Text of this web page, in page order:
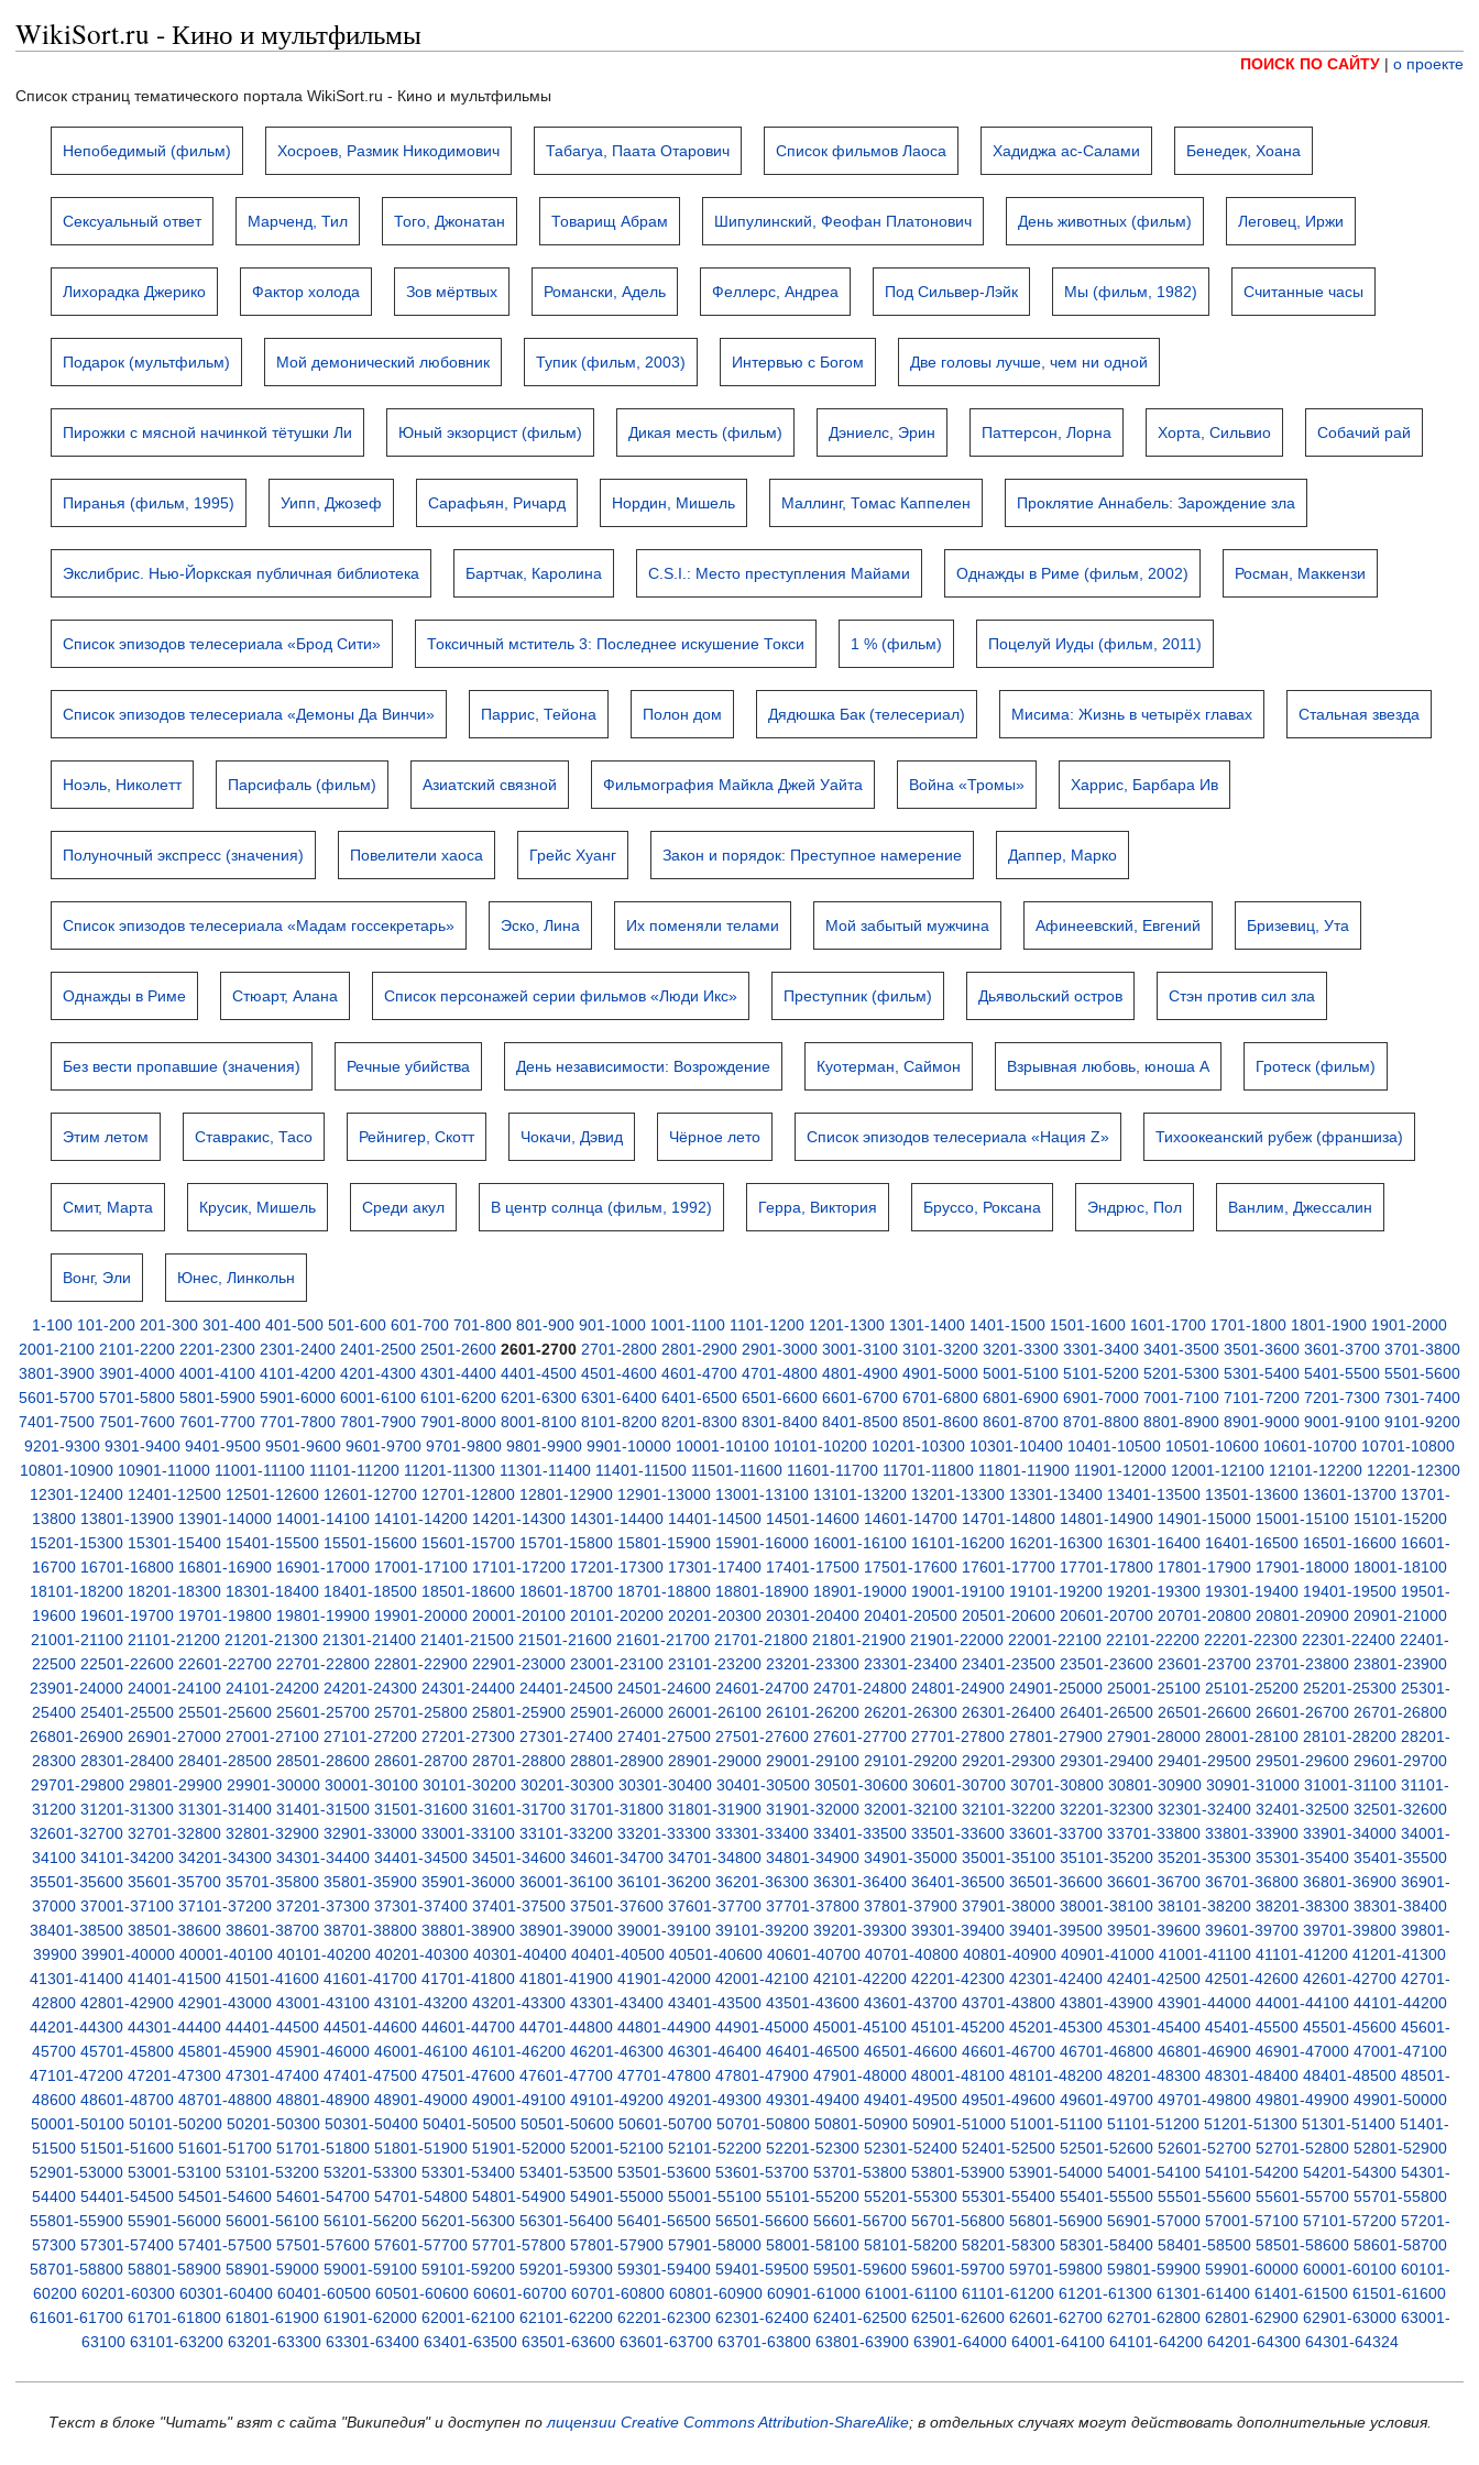
WikiSort.ru - Кино и мультфильмы
ПОИСК ПО САЙТУ | о проекте
Список страниц тематического портала WikiSort.ru - Кино и мультфильмы
Непобедимый (фильм) Хосроев, Размик Никодимович Табагуа, Паата Отарович Список фильмов Лаоса Хадиджа ас-Салами Бенедек, Хоана
Сексуальный ответ Марченд, Тил Того, Джонатан Товарищ Абрам Шипулинский, Феофан Платонович День животных (фильм) Леговец, Иржи
Лихорадка Джерико Фактор холода Зов мёртвых Романски, Адель Феллерс, Андреа Под Сильвер-Лэйк Мы (фильм, 1982) Считанные часы
Подарок (мультфильм) Мой демонический любовник Тупик (фильм, 2003) Интервью с Богом Две головы лучше, чем ни одной
Пирожки с мясной начинкой тётушки Ли Юный экзорцист (фильм) Дикая месть (фильм) Дэниелс, Эрин Паттерсон, Лорна Хорта, Сильвио Собачий рай
Пиранья (фильм, 1995) Уипп, Джозеф Сарафьян, Ричард Нордин, Мишель Маллинг, Томас Каппелен Проклятие Аннабель: Зарождение зла
Экслибрис. Нью-Йоркская публичная библиотека Бартчак, Каролина C.S.I.: Место преступления Майами Однажды в Риме (фильм, 2002) Росман, Маккензи
Список эпизодов телесериала «Брод Сити» Токсичный мститель 3: Последнее искушение Токси 1 % (фильм) Поцелуй Иуды (фильм, 2011)
Список эпизодов телесериала «Демоны Да Винчи» Паррис, Тейона Полон дом Дядюшка Бак (телесериал) Мисима: Жизнь в четырёх главах Стальная звезда
Ноэль, Николетт Парсифаль (фильм) Азиатский связной Фильмография Майкла Джей Уайта Война «Тромы» Харрис, Барбара Ив
Полуночный экспресс (значения) Повелители хаоса Грейс Хуанг Закон и порядок: Преступное намерение Даппер, Марко
Список эпизодов телесериала «Мадам госсекретарь» Эско, Лина Их поменяли телами Мой забытый мужчина Афинеевский, Евгений Бризевиц, Ута
Однажды в Риме Стюарт, Алана Список персонажей серии фильмов «Люди Икс» Преступник (фильм) Дьявольский остров Стэн против сил зла
Без вести пропавшие (значения) Речные убийства День независимости: Возрождение Куотерман, Саймон Взрывная любовь, юноша А Гротеск (фильм)
Этим летом Ставракис, Тасо Рейнигер, Скотт Чокачи, Дэвид Чёрное лето Список эпизодов телесериала «Нация Z» Тихоокеанский рубеж (франшиза)
Смит, Марта Крусик, Мишель Среди акул В центр солнца (фильм, 1992) Герра, Виктория Бруссо, Роксана Эндрюс, Пол Ванлим, Джессалин
Вонг, Эли Юнес, Линкольн
1-100 101-200 201-300 301-400 401-500 501-600 601-700 701-800 801-900 901-1000 1001-1100 1101-1200 1201-1300 1301-1400 1401-1500 1501-1600 1601-1700 1701-1800 1801-1900 1901-2000
2001-2100 2101-2200 2201-2300 2301-2400 2401-2500 2501-2600 2601-2700 2701-2800 2801-2900 2901-3000 3001-3100 3101-3200 3201-3300 3301-3400 3401-3500 3501-3600 3601-3700 3701-3800
3801-3900 3901-4000 4001-4100 4101-4200 4201-4300 4301-4400 4401-4500 4501-4600 4601-4700 4701-4800 4801-4900 4901-5000 5001-5100 5101-5200 5201-5300 5301-5400 5401-5500 5501-5600
5601-5700 5701-5800 5801-5900 5901-6000 6001-6100 6101-6200 6201-6300 6301-6400 6401-6500 6501-6600 6601-6700 6701-6800 6801-6900 6901-7000 7001-7100 7101-7200 7201-7300 7301-7400
7401-7500 7501-7600 7601-7700 7701-7800 7801-7900 7901-8000 8001-8100 8101-8200 8201-8300 8301-8400 8401-8500 8501-8600 8601-8700 8701-8800 8801-8900 8901-9000 9001-9100 9101-9200
9201-9300 9301-9400 9401-9500 9501-9600 9601-9700 9701-9800 9801-9900 9901-10000 10001-10100 10101-10200 10201-10300 10301-10400 10401-10500 10501-10600 10601-10700 10701-10800
10801-10900 10901-11000 11001-11100 11101-11200 11201-11300 11301-11400 11401-11500 11501-11600 11601-11700 11701-11800 11801-11900 11901-12000 12001-12100 12101-12200 12201-12300
12301-12400 12401-12500 12501-12600 12601-12700 12701-12800 12801-12900 12901-13000 13001-13100 13101-13200 13201-13300 13301-13400 13401-13500 13501-13600 13601-13700 13701-
13800 13801-13900 13901-14000 14001-14100 14101-14200 14201-14300 14301-14400 14401-14500 14501-14600 14601-14700 14701-14800 14801-14900 14901-15000 15001-15100 15101-15200
15201-15300 15301-15400 15401-15500 15501-15600 15601-15700 15701-15800 15801-15900 15901-16000 16001-16100 16101-16200 16201-16300 16301-16400 16401-16500 16501-16600 16601-
16700 16701-16800 16801-16900 16901-17000 17001-17100 17101-17200 17201-17300 17301-17400 17401-17500 17501-17600 17601-17700 17701-17800 17801-17900 17901-18000 18001-18100
18101-18200 18201-18300 18301-18400 18401-18500 18501-18600 18601-18700 18701-18800 18801-18900 18901-19000 19001-19100 19101-19200 19201-19300 19301-19400 19401-19500 19501-
19600 19601-19700 19701-19800 19801-19900 19901-20000 20001-20100 20101-20200 20201-20300 20301-20400 20401-20500 20501-20600 20601-20700 20701-20800 20801-20900 20901-21000
21001-21100 21101-21200 21201-21300 21301-21400 21401-21500 21501-21600 21601-21700 21701-21800 21801-21900 21901-22000 22001-22100 22101-22200 22201-22300 22301-22400 22401-
22500 22501-22600 22601-22700 22701-22800 22801-22900 22901-23000 23001-23100 23101-23200 23201-23300 23301-23400 23401-23500 23501-23600 23601-23700 23701-23800 23801-23900
23901-24000 24001-24100 24101-24200 24201-24300 24301-24400 24401-24500 24501-24600 24601-24700 24701-24800 24801-24900 24901-25000 25001-25100 25101-25200 25201-25300 25301-
25400 25401-25500 25501-25600 25601-25700 25701-25800 25801-25900 25901-26000 26001-26100 26101-26200 26201-26300 26301-26400 26401-26500 26501-26600 26601-26700 26701-26800
26801-26900 26901-27000 27001-27100 27101-27200 27201-27300 27301-27400 27401-27500 27501-27600 27601-27700 27701-27800 27801-27900 27901-28000 28001-28100 28101-28200 28201-
28300 28301-28400 28401-28500 28501-28600 28601-28700 28701-28800 28801-28900 28901-29000 29001-29100 29101-29200 29201-29300 29301-29400 29401-29500 29501-29600 29601-29700
29701-29800 29801-29900 29901-30000 30001-30100 30101-30200 30201-30300 30301-30400 30401-30500 30501-30600 30601-30700 30701-30800 30801-30900 30901-31000 31001-31100 31101-
31200 31201-31300 31301-31400 31401-31500 31501-31600 31601-31700 31701-31800 31801-31900 31901-32000 32001-32100 32101-32200 32201-32300 32301-32400 32401-32500 32501-32600
32601-32700 32701-32800 32801-32900 32901-33000 33001-33100 33101-33200 33201-33300 33301-33400 33401-33500 33501-33600 33601-33700 33701-33800 33801-33900 33901-34000 34001-
34100 34101-34200 34201-34300 34301-34400 34401-34500 34501-34600 34601-34700 34701-34800 34801-34900 34901-35000 35001-35100 35101-35200 35201-35300 35301-35400 35401-35500
35501-35600 35601-35700 35701-35800 35801-35900 35901-36000 36001-36100 36101-36200 36201-36300 36301-36400 36401-36500 36501-36600 36601-36700 36701-36800 36801-36900 36901-
37000 37001-37100 37101-37200 37201-37300 37301-37400 37401-37500 37501-37600 37601-37700 37701-37800 37801-37900 37901-38000 38001-38100 38101-38200 38201-38300 38301-38400
38401-38500 38501-38600 38601-38700 38701-38800 38801-38900 38901-39000 39001-39100 39101-39200 39201-39300 39301-39400 39401-39500 39501-39600 39601-39700 39701-39800 39801-
39900 39901-40000 40001-40100 40101-40200 40201-40300 40301-40400 40401-40500 40501-40600 40601-40700 40701-40800 40801-40900 40901-41000 41001-41100 41101-41200 41201-41300
41301-41400 41401-41500 41501-41600 41601-41700 41701-41800 41801-41900 41901-42000 42001-42100 42101-42200 42201-42300 42301-42400 42401-42500 42501-42600 42601-42700 42701-
42800 42801-42900 42901-43000 43001-43100 43101-43200 43201-43300 43301-43400 43401-43500 43501-43600 43601-43700 43701-43800 43801-43900 43901-44000 44001-44100 44101-44200
44201-44300 44301-44400 44401-44500 44501-44600 44601-44700 44701-44800 44801-44900 44901-45000 45001-45100 45101-45200 45201-45300 45301-45400 45401-45500 45501-45600 45601-
45700 45701-45800 45801-45900 45901-46000 46001-46100 46101-46200 46201-46300 46301-46400 46401-46500 46501-46600 46601-46700 46701-46800 46801-46900 46901-47000 47001-47100
47101-47200 47201-47300 47301-47400 47401-47500 47501-47600 47601-47700 47701-47800 47801-47900 47901-48000 48001-48100 48101-48200 48201-48300 48301-48400 48401-48500 48501-
48600 48601-48700 48701-48800 48801-48900 48901-49000 49001-49100 49101-49200 49201-49300 49301-49400 49401-49500 49501-49600 49601-49700 49701-49800 49801-49900 49901-50000
50001-50100 50101-50200 50201-50300 50301-50400 50401-50500 50501-50600 50601-50700 50701-50800 50801-50900 50901-51000 51001-51100 51101-51200 51201-51300 51301-51400 51401-
51500 51501-51600 51601-51700 51701-51800 51801-51900 51901-52000 52001-52100 52101-52200 52201-52300 52301-52400 52401-52500 52501-52600 52601-52700 52701-52800 52801-52900
52901-53000 53001-53100 53101-53200 53201-53300 53301-53400 53401-53500 53501-53600 53601-53700 53701-53800 53801-53900 53901-54000 54001-54100 54101-54200 54201-54300 54301-
54400 54401-54500 54501-54600 54601-54700 54701-54800 54801-54900 54901-55000 55001-55100 55101-55200 55201-55300 55301-55400 55401-55500 55501-55600 55601-55700 55701-55800
55801-55900 55901-56000 56001-56100 56101-56200 56201-56300 56301-56400 56401-56500 56501-56600 56601-56700 56701-56800 56801-56900 56901-57000 57001-57100 57101-57200 57201-
57300 57301-57400 57401-57500 57501-57600 57601-57700 57701-57800 57801-57900 57901-58000 58001-58100 58101-58200 58201-58300 58301-58400 58401-58500 58501-58600 58601-58700
58701-58800 58801-58900 58901-59000 59001-59100 59101-59200 59201-59300 59301-59400 59401-59500 59501-59600 59601-59700 59701-59800 59801-59900 59901-60000 60001-60100 60101-
60200 60201-60300 60301-60400 60401-60500 60501-60600 60601-60700 60701-60800 60801-60900 60901-61000 61001-61100 61101-61200 61201-61300 61301-61400 61401-61500 61501-61600
61601-61700 61701-61800 61801-61900 61901-62000 62001-62100 62101-62200 62201-62300 62301-62400 62401-62500 62501-62600 62601-62700 62701-62800 62801-62900 62901-63000 63001-
63100 63101-63200 63201-63300 63301-63400 63401-63500 63501-63600 63601-63700 63701-63800 63801-63900 63901-64000 64001-64100 64101-64200 64201-64300 64301-64324
Текст в блоке "Читать" взят с сайта "Википедия" и доступен по лицензии Creative Commons Attribution-ShareAlike; в отдельных случаях могут действовать дополнительные условия.